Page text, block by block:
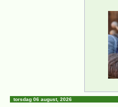
torsdag 06 august, 2026